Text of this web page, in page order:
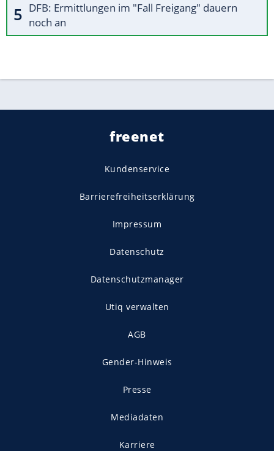
DFB: Ermittlungen im "Fall Freigang" dauern
noch an
freenet
Kundenservice
Barrierefreiheitserklärung
Impressum
Datenschutz
Datenschutzmanager
Utiq verwalten
AGB
Gender-Hinweis
Presse
Mediadaten
Karriere